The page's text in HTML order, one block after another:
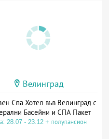
Велинград
Спа Хотел във Велинград с
Басейни и СПА Пакет
28.07 - 23.12 + полупансион